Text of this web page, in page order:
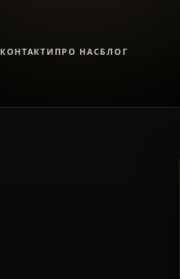
КОНТАКТИ ПРО НАСБЛОГ